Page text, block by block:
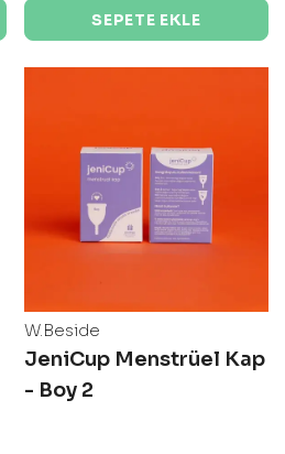
SEPETE EKLE
W.Beside
JeniCup Menstrüel Kap
- Boy 2